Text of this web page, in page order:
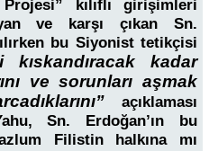
kılıflı girişimleri
ve karşı çıkan Sn.
bu Siyonist tetikçisi
kıskandıracak kadar
ve sorunları aşmak
açıklaması
Sn. Erdoğan’ın bu
Filistin halkına mı